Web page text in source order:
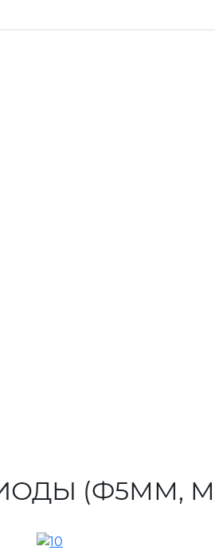
(Ф5ММ,